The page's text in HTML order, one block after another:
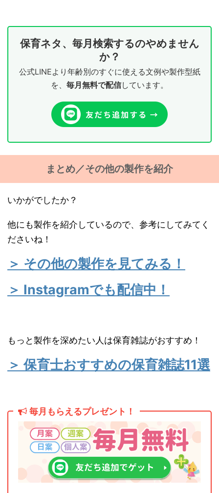
保育ネタ、毎月検索するのやめません
か？
公式LINEより年齢別のすぐに使える文例や製作型紙
を、 毎月無料で配信しています。
まとめ／その他の製作を紹介
いかがでしたか？
他にも製作を紹介しているので、参考にしてみてく
ださいね！
＞ その他の製作を見てみる！
＞ Instagramでも配信中！
もっと製作を深めたい人は保育雑誌がおすすめ！
＞ 保育士おすすめの保育雑誌11選
毎月もらえるプレゼント！